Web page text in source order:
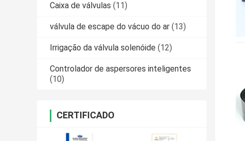
Caixa de válvulas (11)
válvula de escape do vácuo do ar (13)
Irrigação da válvula solenóide (12)
Controlador de aspersores inteligentes
(10)
CERTIFICADO